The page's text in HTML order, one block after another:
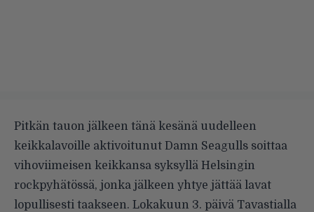
Pitkän tauon jälkeen tänä kesänä uudelleen
keikkalavoille aktivoitunut Damn Seagulls soittaa
vihoviimeisen keikkansa syksyllä Helsingin
rockpyhätössä, jonka jälkeen yhtye jättää lavat
lopullisesti taakseen. Lokakuun 3. päivä Tavastialla